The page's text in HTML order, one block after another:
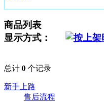
商品列表
显示方式：
总计 0 个记录
新手上路
售后流程